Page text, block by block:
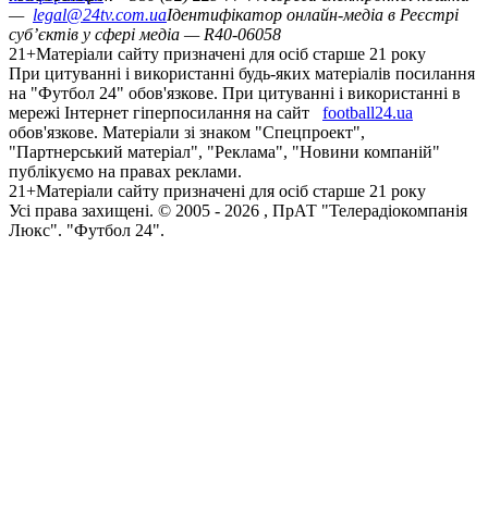
— legal@24tv.com.uaІдентифікатор онлайн-медіа в Реєстрі
суб’єктів у сфері медіа — R40-06058
21+Матеріали сайту призначені для осіб старше 21 року
При цитуванні і використанні будь-яких матеріалів посилання
на "Футбол 24" обов'язкове. При цитуванні і використанні в
мережі Інтернет гіперпосилання на сайт
football24.ua
обов'язкове. Матеріали зі знаком "Спецпроект",
"Партнерський матеріал", "Реклама", "Новини компаній"
публікуємо на правах реклами.
21+Матеріали сайту призначені для осіб старше 21 року
Усi права захищенi. © 2005 - 2026 , ПрАТ "Телерадіокомпанія
Люкс". "Футбол 24".